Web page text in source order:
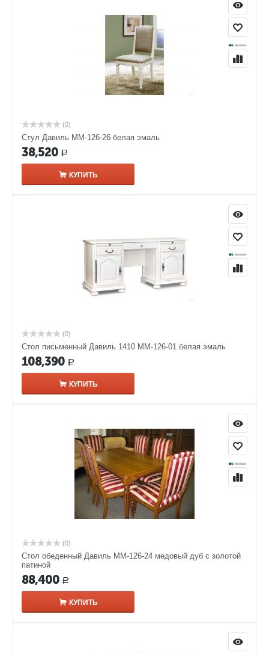
(0)
Стул Давиль ММ-126-26 белая эмаль
38,520 Р
КУПИТЬ
(0)
Стол письменный Давиль 1410 ММ-126-01 белая эмаль
108,390 Р
КУПИТЬ
(0)
Стол обеденный Давиль ММ-126-24 медовый дуб с золотой
патиной
88,400 Р
КУПИТЬ